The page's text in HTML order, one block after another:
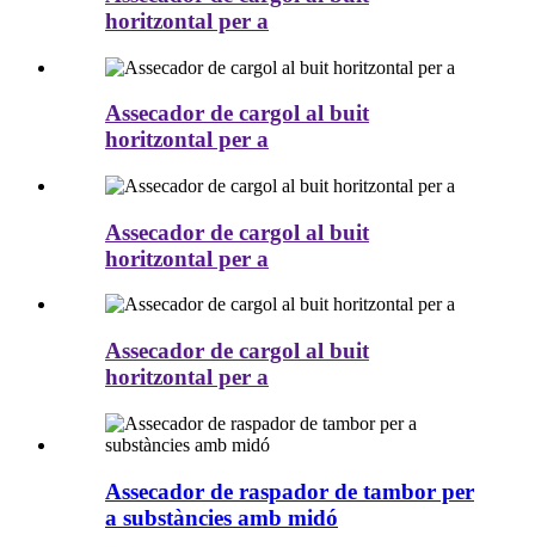
horitzontal per a
Assecador de cargol al buit
horitzontal per a
Assecador de cargol al buit
horitzontal per a
Assecador de cargol al buit
horitzontal per a
Assecador de raspador de tambor per
a substàncies amb midó